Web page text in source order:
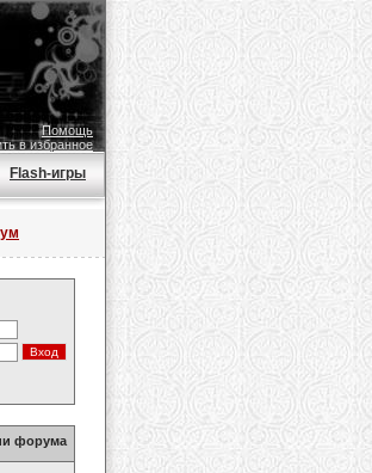
Помощь
в избранное
Flash-игры
форума